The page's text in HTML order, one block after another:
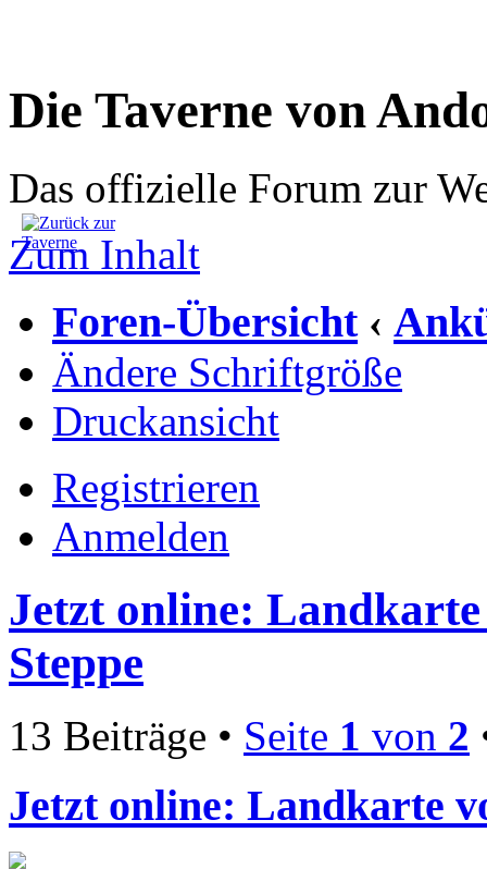
Die Taverne von
Das offizielle Forum zur
Zum Inhalt
Foren-Übersicht ‹
Ändere Schriftgröße
Druckansicht
Registrieren
Anmelden
Jetzt online:
Steppe
13 Beiträge • Seite 1 von 2
Jetzt online: Landkarte